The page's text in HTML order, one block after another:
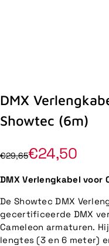
DMX
Showtec (6m)
€29,65€24,50
DMX Verlengkabel voor
De Showtec DMX
gecertificeerde DMX
Cameleon armaturen.
lengtes (3 en 6 meter)